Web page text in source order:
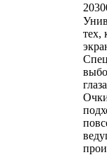
тех,